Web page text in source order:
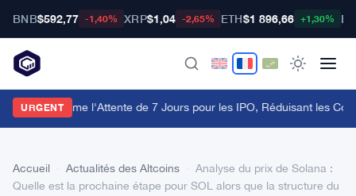
BNB$592,77 -1,40% XRP$1,04 -2,65% ETH$1 896,66 +1,30%
URGENT
FCA Supprime l'Attente de 7 Jours pour les IPO, Réduisant les
Accueil Actualités des Altcoins
Analyse du prix de Solana :
Quelle est la prochaine étape pour SOL alors que la structure du